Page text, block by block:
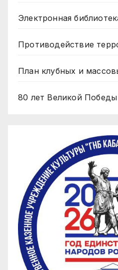
Электронная
Противодействие
План клубных и
80 лет Великой Победы